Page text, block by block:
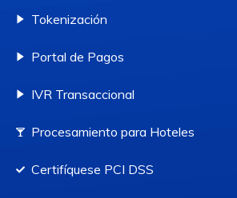
Tokenización
Portal de Pagos
IVR Transaccional
Procesamiento para Hoteles
Certifíquese PCI DSS